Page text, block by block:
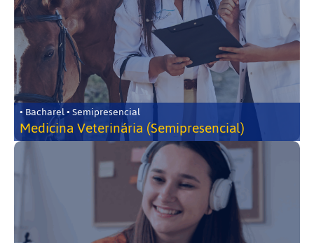
• Bacharel • Semipresencial
Medicina Veterinária (Semipresencial)